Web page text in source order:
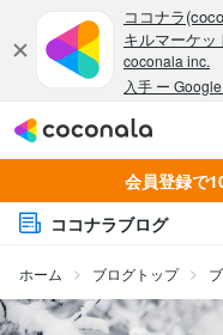
会員登録で
ココナラブログ
ホーム ブログトップ